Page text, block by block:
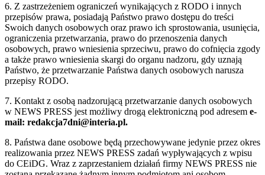
6. Z zastrzeżeniem ograniczeń wynikających z RODO i innych
przepisów prawa, posiadają Państwo prawo dostępu do treści
Swoich danych osobowych oraz prawo ich sprostowania, usunięcia,
ograniczenia przetwarzania, prawo do przenoszenia danych
osobowych, prawo wniesienia sprzeciwu, prawo do cofnięcia zgody
a także prawo wniesienia skargi do organu nadzoru, gdy uznają
Państwo, że przetwarzanie Państwa danych osobowych narusza
przepisy RODO.
7. Kontakt z osobą nadzorującą przetwarzanie danych osobowych
w NEWS PRESS jest możliwy drogą elektroniczną pod adresem e-
mail: redakcja7dni@interia.pl.
8. Państwa dane osobowe będą przechowywane jedynie przez okres
realizowania przez NEWS PRESS zadań wypływających z wpisu
do CEiDG. Wraz z zaprzestaniem działań firmy NEWS PRESS nie